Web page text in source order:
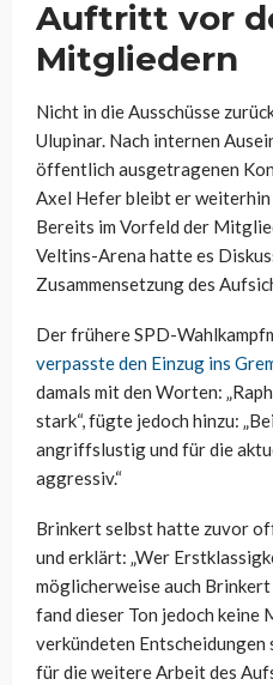
Auftritt vor
Mitgliedern
Nicht in die Ausschüsse
Ulupinar. Nach internen
öffentlich ausgetragenen
Axel Hefer bleibt er
Bereits im Vorfeld der
Veltins-Arena hatte es
Zusammensetzung des
Der frühere SPD-
verpasste den Einzug ins
damals mit den Worten:
stark“, fügte jedoch hinzu:
angriffslustig und für die
aggressiv.“
Brinkert selbst hatte zuvor
und erklärt: „Wer
möglicherweise auch
fand dieser Ton jedoch keine
verkündeten Entscheidungen
für die weitere Arbeit des